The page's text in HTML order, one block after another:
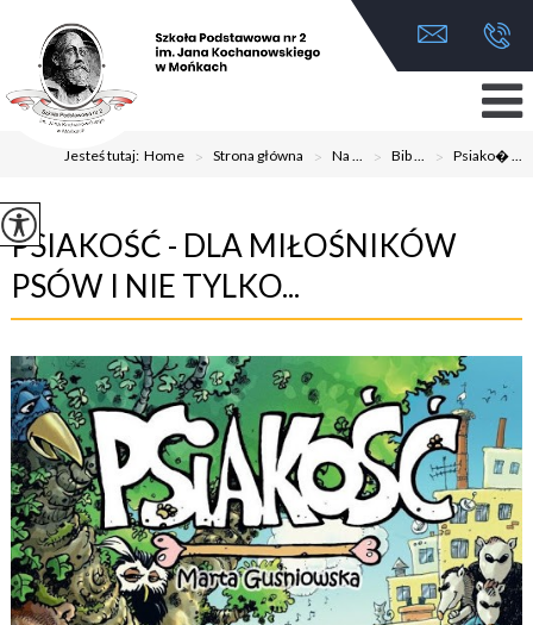
Jesteś tutaj:Home > Strona główna > Na ... > Bib ... > Psiako� ...
PSIAKOŚĆ - DLA MIŁOŚNIKÓW
PSÓW I NIE TYLKO...